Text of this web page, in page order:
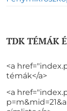
TDK TÉMÁK
<a
témák</a>
<a